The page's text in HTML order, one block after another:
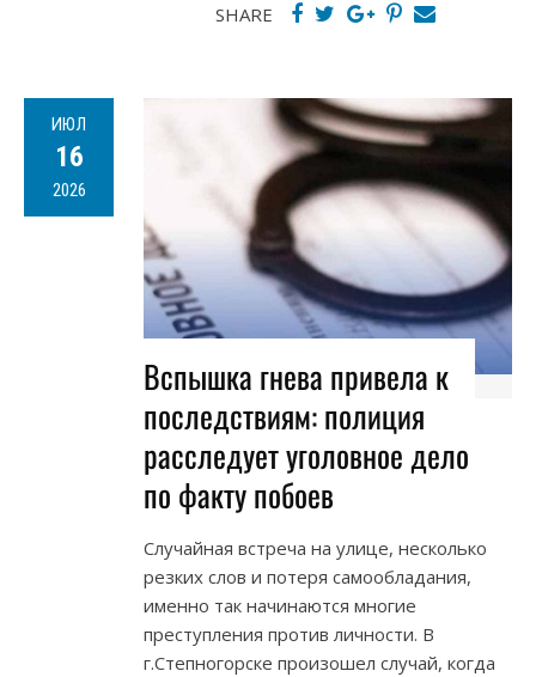
SHARE
ИЮЛ
16
2026
Вспышка гнева привела к
последствиям: полиция
расследует уголовное дело
по факту побоев
Случайная встреча на улице, несколько
резких слов и потеря самообладания,
именно так начинаются многие
преступления против личности. В
г.Степногорске произошел случай, когда